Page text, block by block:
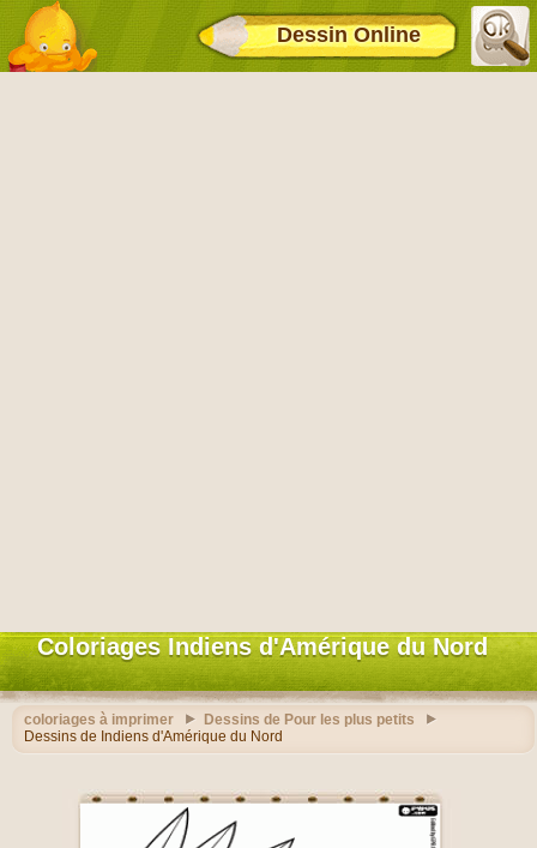
Dessin Online
Coloriages Indiens d'Amérique du Nord
coloriages à imprimer
Dessins de Pour les plus petits
Dessins de Indiens d'Amérique du Nord